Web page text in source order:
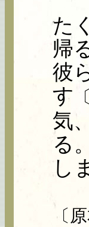
た
帰
彼
す
気
る
し
〔